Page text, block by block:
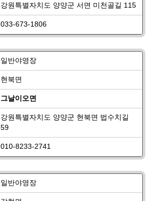
강원특별자치도 양양군 서면 미천골길 115
033-673-1806
일반야영장
현북면
그날이오면
강원특별자치도 양양군 현북면 법수치길
59
010-8233-2741
일반야영장